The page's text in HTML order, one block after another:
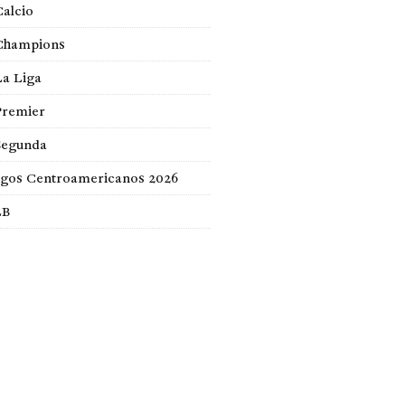
Liga
Centroamericanos 2026